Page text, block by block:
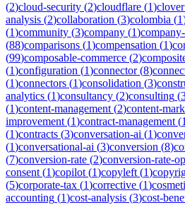
(2)cloud-security (2)cloudflare (1)clover
analysis (2)collaboration (3)colombia (1
(1)community (3)company (1)
(88)comparisons (1)compensation (1)
(99)composable-commerce (2)
(1)configuration (1)connector(8)
(1)connectors (1)consolidation (3)
analytics (1)consultancy (2)consulting (
(1)content-management (2)content-
improvement (1)contract-management (1
(1)contracts (3)conversation-ai (1)
(1)conversational-ai (3)conversion (8)
(7)conversion-rate (2)conversion-rate-
consent (1)copilot (1)copyleft (1)
(5)corporate-tax (1)corrective (1)
accounting (1)cost-analysis (3)cost-